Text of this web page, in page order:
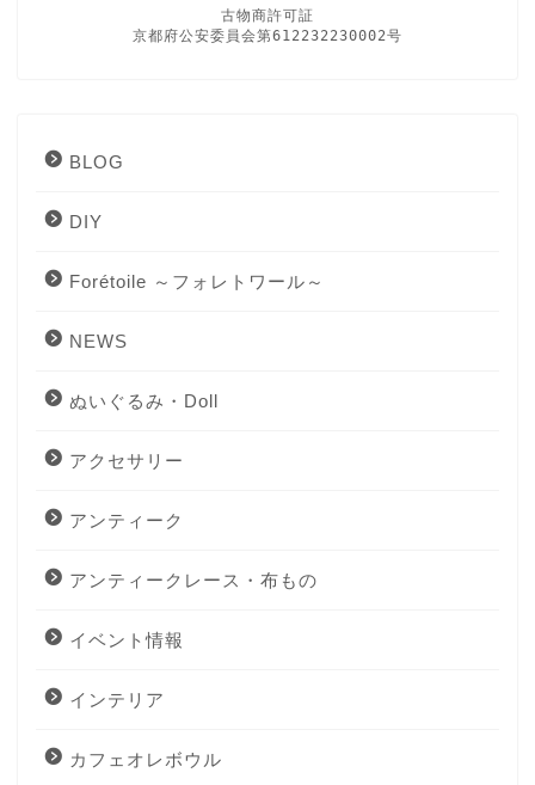
古物商許可証
京都府公安委員会第612232230002号
BLOG
DIY
Forétoile ～フォレトワール～
NEWS
ぬいぐるみ・Doll
アクセサリー
アンティーク
アンティークレース・布もの
イベント情報
インテリア
カフェオレボウル